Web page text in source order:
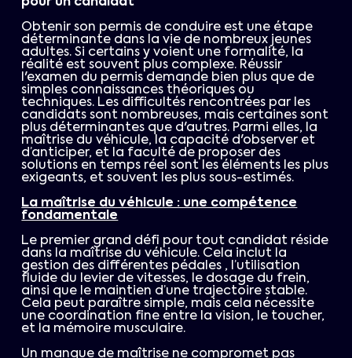
pour un candidat
Obtenir son permis de conduire est une étape
déterminante dans la vie de nombreux jeunes
adultes. Si certains y voient une formalité, la
réalité est souvent plus complexe. Réussir
l'examen du permis demande bien plus que de
simples connaissances théoriques ou
techniques. Les difficultés rencontrées par les
candidats sont nombreuses, mais certaines sont
plus déterminantes que d'autres. Parmi elles, la
maîtrise du véhicule, la capacité d'observer et
d’anticiper, et la faculté de proposer des
solutions en temps réel sont les éléments les plus
exigeants, et souvent les plus sous-estimés.
La maîtrise du véhicule : une compétence
fondamentale
Le premier grand défi pour tout candidat réside
dans la maîtrise du véhicule. Cela inclut la
gestion des différentes pédales , l’utilisation
fluide du levier de vitesses, le dosage du frein,
ainsi que le maintien d’une trajectoire stable.
Cela peut paraître simple, mais cela nécessite
une coordination fine entre la vision, le toucher,
et la mémoire musculaire.
Un manque de maîtrise ne compromet pas